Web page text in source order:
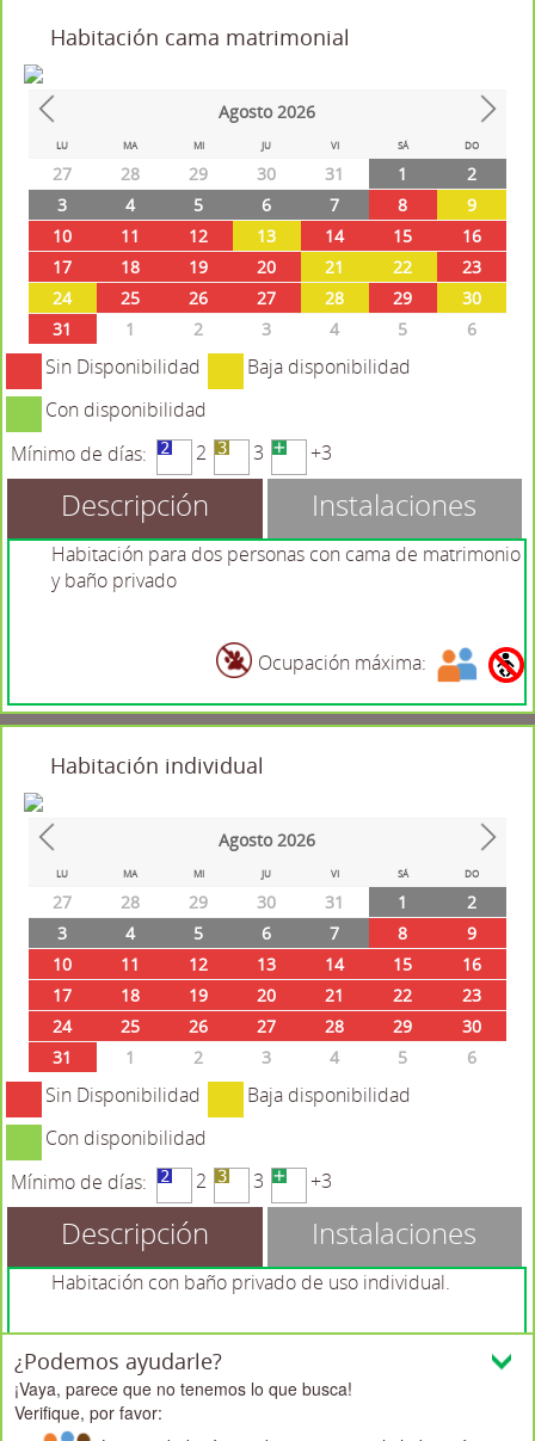
Habitación cama matrimonial
Prev Next
Agosto 2026
LU MA MI JU VI SÁ DO
27 28 29 30 31 1
2
3
4 5 6 7 8
9
10
11 12 13 14 15
16
17
18 19 20 21 22
23
24
25 26 27 28 29
30
31
1 2 3 4 5 6
Sin Disponibilidad
Baja disponibilidad
Con disponibilidad
Mínimo de días:
2 3 +3
Descripción Instalaciones
Habitación para dos personas con cama de matrimonio
y baño privado
Ocupación máxima:
Habitación individual
Prev Next
Agosto 2026
LU MA MI JU VI SÁ DO
27 28 29 30 31 1
2
3
4 5 6 7 8
9
10
11 12 13 14 15
16
17
18 19 20 21 22
23
24
25 26 27 28 29
30
31
1 2 3 4 5 6
Sin Disponibilidad
Baja disponibilidad
Con disponibilidad
Mínimo de días:
2 3 +3
Descripción Instalaciones
Habitación con baño privado de uso individual.
Ocupación máxima:
¿Podemos ayudarle?
¡Vaya, parece que no tenemos lo que busca!
Verifique, por favor: